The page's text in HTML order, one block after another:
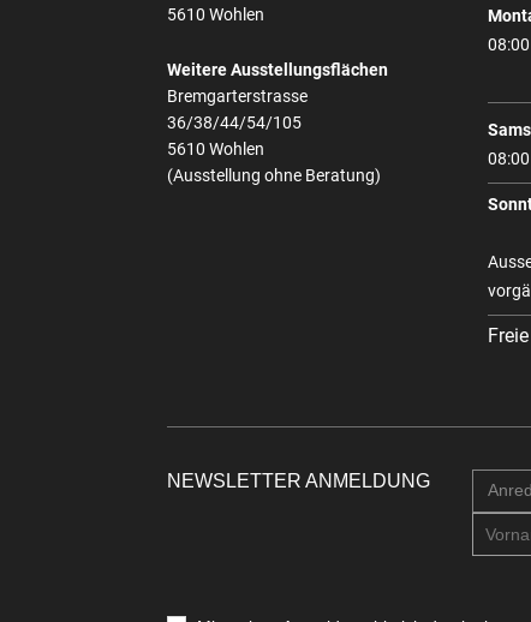
5610 Wohlen
Weitere Ausstellungsflächen
Bremgarterstrasse
36/38/44/54/105
5610 Wohlen
(Ausstellung ohne Beratung)
NEWSLETTER ANMELDUNG